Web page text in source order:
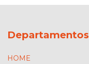
Departamentos
HOME